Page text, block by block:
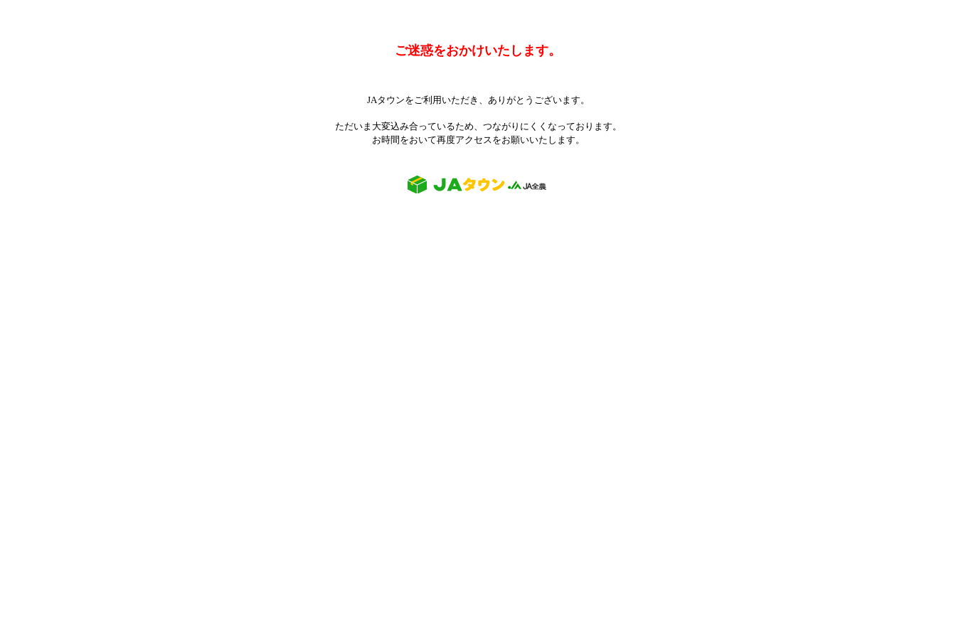
ご迷惑をおかけいたします。
JAタウンをご利用いただき、ありがとうございます。
ただいま大変込み合っているため、つながりにくくなっております。
お時間をおいて再度アクセスをお願いいたします。